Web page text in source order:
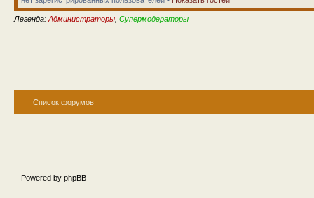
Легенда: Администраторы Супермодераторы
Список форумов
Powered by phpBB